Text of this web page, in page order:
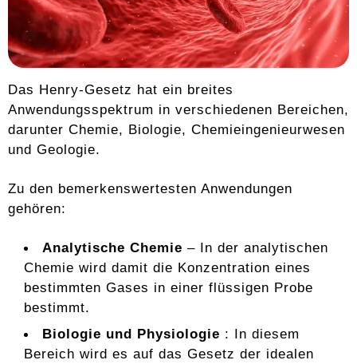
Das Henry-Gesetz hat ein breites
Anwendungsspektrum in verschiedenen Bereichen,
darunter Chemie, Biologie, Chemieingenieurwesen
und Geologie.
Zu den bemerkenswertesten Anwendungen
gehören:
Analytische Chemie – In der analytischen
Chemie wird damit die Konzentration eines
bestimmten Gases in einer flüssigen Probe
bestimmt.
Biologie und Physiologie : In diesem
Bereich wird es auf das Gesetz der idealen